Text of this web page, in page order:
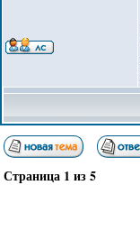
Страница 1 из5